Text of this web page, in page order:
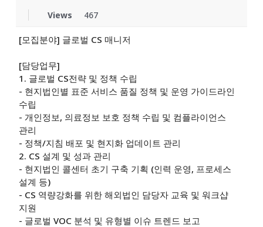
Views 467
[모집분야] 글로벌 CS 매니저
[담당업무]
1. 글로벌 CS전략 및 정책 수립
- 현지법인별 표준 서비스 품질 정책 및 운영 가이드라인
수립
- 개인정보, 의료정보 보호 정책 수립 및 컴플라이언스
관리
- 정책/지침 배포 및 현지화 업데이트 관리
2. CS 설계 및 성과 관리
- 현지법인 콜센터 초기 구축 기획 (인력 운영, 프로세스
설계 등)
- CS 역량강화를 위한 해외법인 담당자 교육 및 워크샵
지원
- 글로벌 VOC 분석 및 유형별 이슈 트렌드 보고